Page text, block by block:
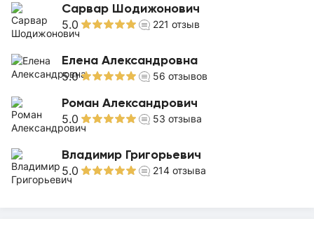
Сарвар Шодижонович
5.0 221 отзыв
Елена Александровна
5.0 56 отзывов
Роман Александрович
5.0 53 отзыва
Владимир Григорьевич
5.0 214 отзыва